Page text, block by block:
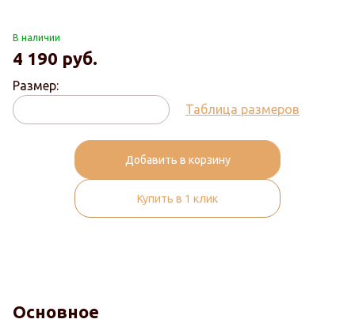
В наличии
4 190 руб.
Размер:
Таблица размеров
Добавить в корзину
Купить в 1 клик
Основное